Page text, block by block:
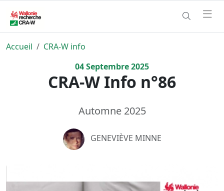
Accueil
CRA-W info
04Septembre2025
CRA-W Info n°86
Automne 2025
GENEVIÈVE MINNE